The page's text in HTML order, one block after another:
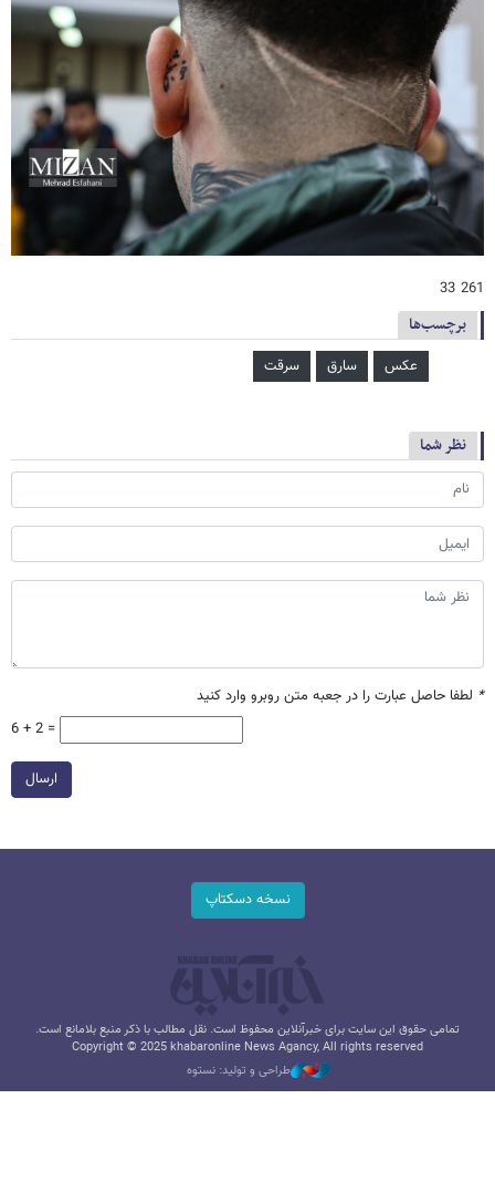
261 33
برچسب‌ها
عکس سارق سرقت
نظر شما
* لطفا حاصل عبارت را در جعبه متن روبرو وارد کنید
6 + 2 =
ارسال
نسخه دسکتاپ
تمامی حقوق این سایت برای خبرآنلاین محفوظ است. نقل مطالب با ذکر منبع بلامانع است.
Copyright © 2025 khabaronline News Agancy, All rights reserved
طراحی و تولید: نستوه